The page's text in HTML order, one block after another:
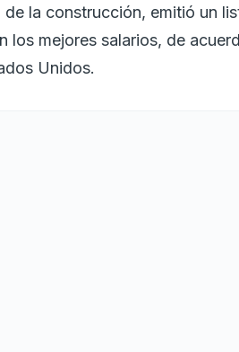
la construcción, emitió un
mejores salarios, de
Unidos.